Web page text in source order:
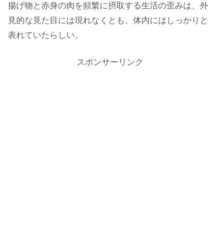
揚げ物と赤身の肉を頻繁に摂取する生活の歪みは、外
見的な見た目には現れなくとも、体内にはしっかりと
表れていたらしい。
スポンサーリンク